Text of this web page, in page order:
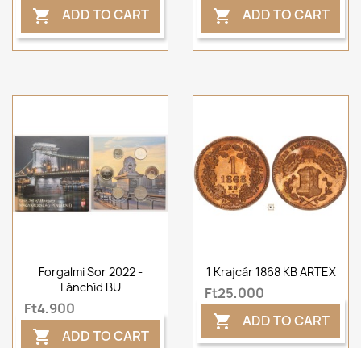
 ADD TO CART  ADD TO CART
Forgalmi Sor 2022 -
Lánchíd BU
Ft4,900
 ADD TO CART
1 Krajcár 1868 KB ARTEX
Ft25,000
 ADD TO CART